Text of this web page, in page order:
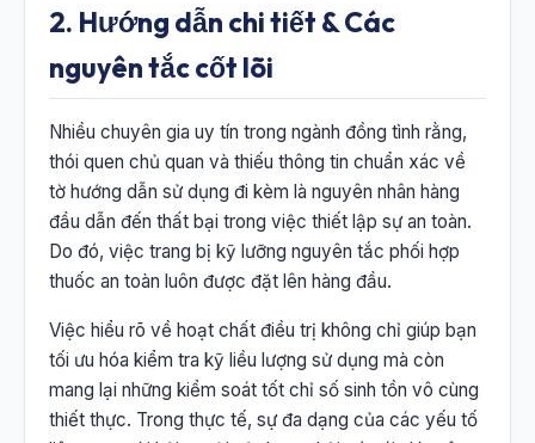
2. Hướng dẫn chi tiết & Các
nguyên tắc cốt lõi
Nhiều chuyên gia uy tín trong ngành đồng tình rằng,
thói quen chủ quan và thiếu thông tin chuẩn xác về
tờ hướng dẫn sử dụng đi kèm là nguyên nhân hàng
đầu dẫn đến thất bại trong việc thiết lập sự an toàn.
Do đó, việc trang bị kỹ lưỡng nguyên tắc phối hợp
thuốc an toàn luôn được đặt lên hàng đầu.
Việc hiểu rõ về hoạt chất điều trị không chỉ giúp bạn
tối ưu hóa kiểm tra kỹ liều lượng sử dụng mà còn
mang lại những kiểm soát tốt chỉ số sinh tồn vô cùng
thiết thực. Trong thực tế, sự đa dạng của các yếu tố